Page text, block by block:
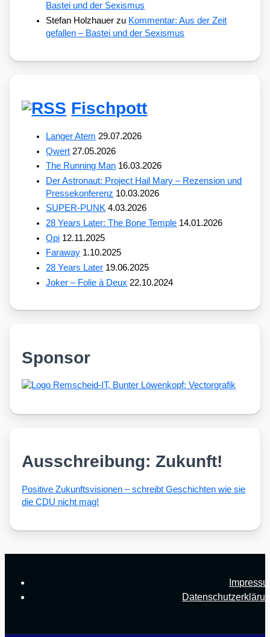
Bastei und der Sexismus
Stefan Holzhauer zu Kommentar: Aus der Zeit
gefallen – Bastei und der Sexismus
Fischpott
Langer Atem 29.07.2026
Qwert 27.05.2026
The Running Man 16.03.2026
Der Astronaut: Project Hail Mary – Rezension und
Pressekonferenz 10.03.2026
SUPER-PUNK 4.03.2026
28 Years Later: The Bone Temple 14.01.2026
Opi 12.11.2025
Faraway 1.10.2025
28 Years Later 19.06.2025
Joker – Folie à Deux 22.10.2024
Sponsor
Ausschreibung: Zukunft!
Posi­ti­ve Zukunfts­vi­sio­nen – schreibt Geschich­ten wie sie
die CDU nicht mag!